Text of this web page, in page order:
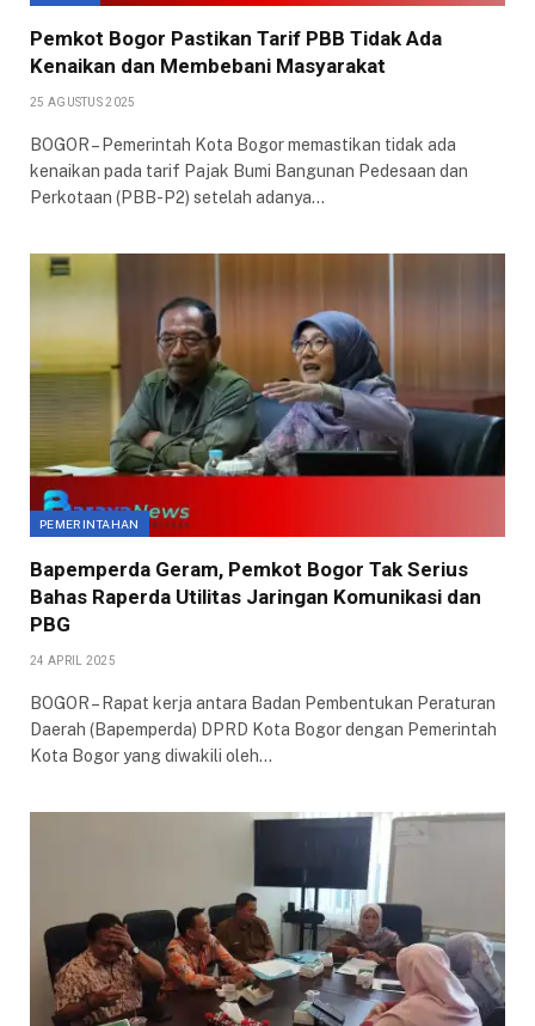
Pemkot Bogor Pastikan Tarif PBB Tidak Ada
Kenaikan dan Membebani Masyarakat
25 AGUSTUS 2025
BOGOR – Pemerintah Kota Bogor memastikan tidak ada
kenaikan pada tarif Pajak Bumi Bangunan Pedesaan dan
Perkotaan (PBB-P2) setelah adanya…
PEMERINTAHAN
Bapemperda Geram, Pemkot Bogor Tak Serius
Bahas Raperda Utilitas Jaringan Komunikasi dan
PBG
24 APRIL 2025
BOGOR – Rapat kerja antara Badan Pembentukan Peraturan
Daerah (Bapemperda) DPRD Kota Bogor dengan Pemerintah
Kota Bogor yang diwakili oleh…